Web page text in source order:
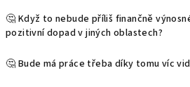
🤔 Když to nebude příliš finančně
pozitivní dopad v jiných oblastech?
🤔 Bude má práce třeba díky tomu víc